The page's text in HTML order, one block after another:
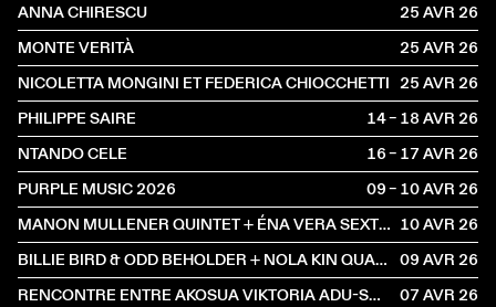
ANNA CHIRESCU
25 AVR2026
MONTE VERITÀ
25 AVR2026
NICOLETTA MONGINI ET FEDERICA CHIOCCHETTI 25 AVR2026
PHILIPPE SAIRE
14 – 18 AVR2026
NTANDO CELE
16 – 17 AVR2026
PURPLE MUSIC 2026
09 – 10 AVR2026
MANON MULLENER QUINTET + ÉNA VERA SEXTET 10 AVR2026
BILLIE BIRD & ODD BEHOLDER + NOLA KIN QUARTET
09 AVR2026
RENCONTRE ENTRE AKOSUA VIKTORIA ADU-SANYAH ET JULIE JONES
07 AVR2026